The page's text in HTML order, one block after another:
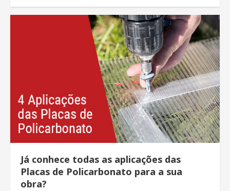
Já conhece todas as aplicações das
Placas de Policarbonato para a sua
obra?